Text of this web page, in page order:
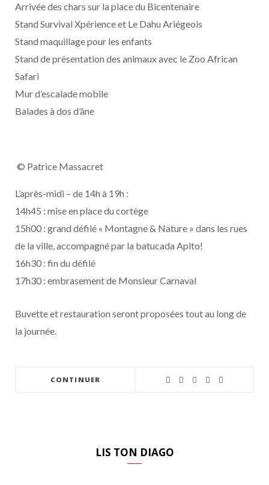
Arrivée des chars sur la place du Bicentenaire
Stand Survival Xpérience et Le Dahu Ariégeois
Stand maquillage pour les enfants
Stand de présentation des animaux avec le Zoo African
Safari
Mur d’escalade mobile
Balades à dos d’âne
© Patrice Massacret
L’après-midi – de 14h à 19h :
14h45 : mise en place du cortège
15h00 : grand défilé « Montagne & Nature » dans les rues
de la ville, accompagné par la batucada Apito!
16h30 : fin du défilé
17h30 : embrasement de Monsieur Carnaval
Buvette et restauration seront proposées tout au long de
la journée.
CONTINUER
LIS TON DIAGO